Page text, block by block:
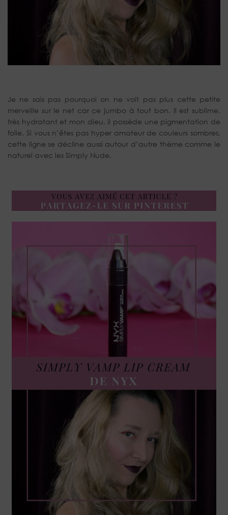
Je ne sais pas pourquoi on ne voit pas plus cette petite
merveille sur le net car ce jumbo à tout bon. Il est sublime,
très hydratant et mon dieu, il possède une pigmentation de
folie. Si vous n’êtes pas hyper amateur de couleurs sombres,
cette ligne se décline aussi autour d’autre thème comme le
naturel avec les Simply Nude.